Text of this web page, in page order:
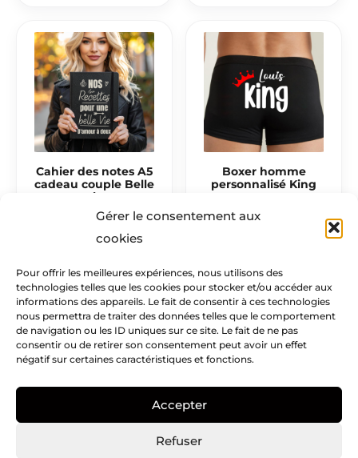
Gérer le consentement aux
cookies
Pour offrir les meilleures expériences, nous utilisons des
technologies telles que les cookies pour stocker et/ou accéder aux
informations des appareils. Le fait de consentir à ces technologies
nous permettra de traiter des données telles que le comportement
de navigation ou les ID uniques sur ce site. Le fait de ne pas
consentir ou de retirer son consentement peut avoir un effet
négatif sur certaines caractéristiques et fonctions.
Accepter
Refuser
Cahier des notes A5
cadeau couple Belle
vie
14,50€
Boxer homme
personnalisé King
Mentions légales​
Infos pratiques
Creatike
Nous suivre
I